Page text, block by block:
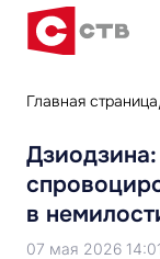
Главная страница
в
07 мая 2026 14:01